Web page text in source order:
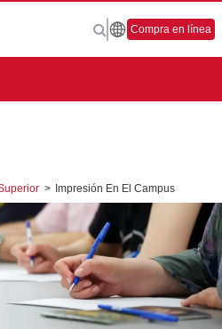
Compra en línea
> Impresión En El Campus